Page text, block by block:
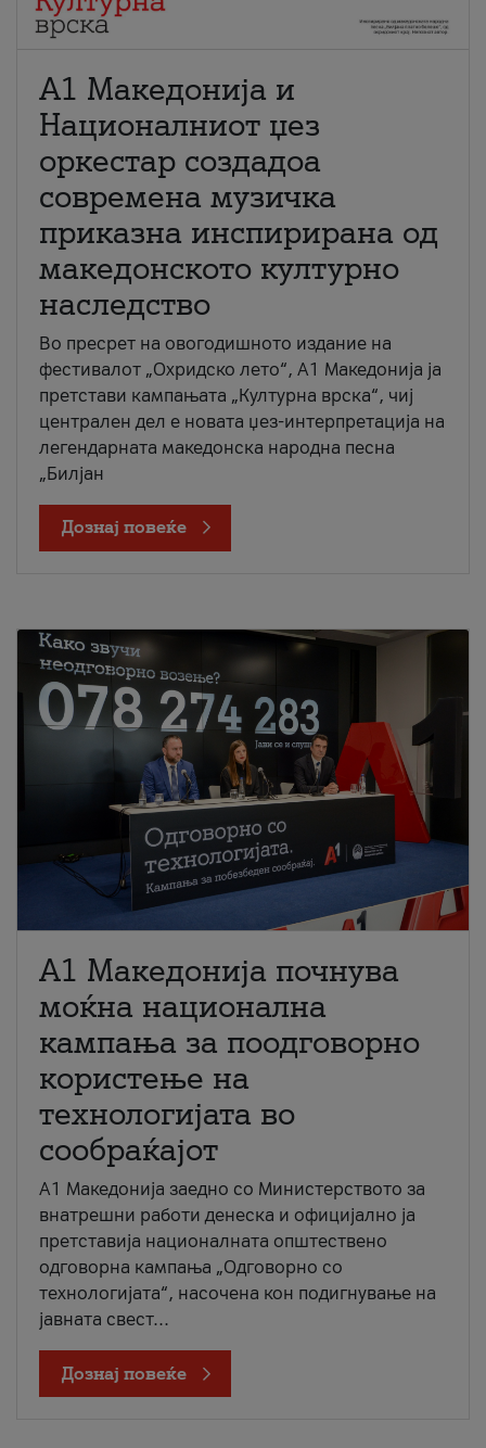
А1 Македонија и
Националниот џез
оркестар создадоа
современа музичка
приказна инспирирана од
македонското културно
наследство
Во пресрет на овогодишното издание на
фестивалот „Охридско лето“, А1 Македонија ја
претстави кампањата „Културна врска“, чиј
централен дел е новата џез-интерпретација на
легендарната македонска народна песна
„Билјан
Дознај повеќе
A1 Македонија почнува
моќна национална
кампања за поодговорно
користење на
технологијата во
сообраќајот
A1 Македонија заедно со Министерството за
внатрешни работи денеска и официјално ја
претставија националната општествено
одговорна кампања „Одговорно со
технологијата“, насочена кон подигнување на
јавната свест...
Дознај повеќе